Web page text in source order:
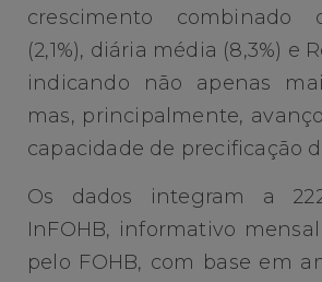
crescimento combinado
(2,1%), diária média (8,3%) e
indicando não apenas
mas, principalmente,
capacidade de precificação
Os dados integram a
InFOHB, informativo
pelo FOHB, com base em